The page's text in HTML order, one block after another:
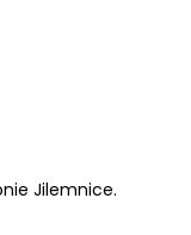
Jilemnice.